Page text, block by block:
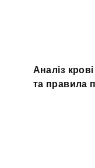
Аналіз
та правила